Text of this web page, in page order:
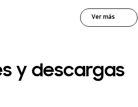
Ver más
y descargas